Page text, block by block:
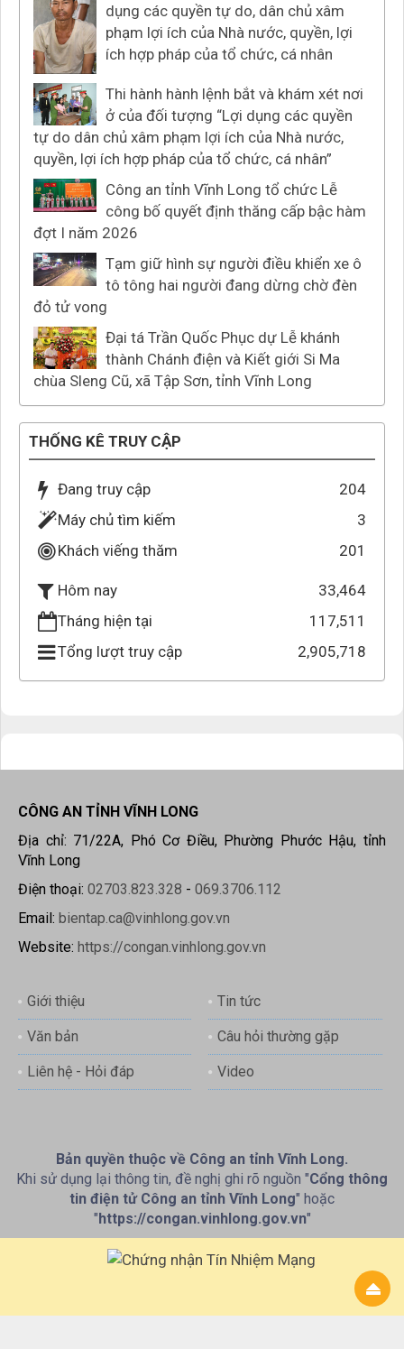
dụng các quyền tự do, dân chủ xâm
phạm lợi ích của Nhà nước, quyền, lợi
ích hợp pháp của tổ chức, cá nhân
Thi hành hành lệnh bắt và khám xét nơi
ở của đối tượng “Lợi dụng các quyền
tự do dân chủ xâm phạm lợi ích của Nhà nước,
quyền, lợi ích hợp pháp của tổ chức, cá nhân”
Công an tỉnh Vĩnh Long tổ chức Lễ
công bố quyết định thăng cấp bậc hàm
đợt I năm 2026
Tạm giữ hình sự người điều khiển xe ô
tô tông hai người đang dừng chờ đèn
đỏ tử vong
Đại tá Trần Quốc Phục dự Lễ khánh
thành Chánh điện và Kiết giới Si Ma
chùa Sleng Cũ, xã Tập Sơn, tỉnh Vĩnh Long
THỐNG KÊ TRUY CẬP
Đang truy cập
204
Máy chủ tìm kiếm
3
Khách viếng thăm
201
Hôm nay
33,464
Tháng hiện tại
117,511
Tổng lượt truy cập
2,905,718
CÔNG AN TỈNH VĨNH LONG
Địa chỉ: 71/22A, Phó Cơ Điều, Phường Phước Hậu, tỉnh
Vĩnh Long
Điện thoại: 02703.823.328 - 069.3706.112
Email: bientap.ca@vinhlong.gov.vn
Website: https://congan.vinhlong.gov.vn
Giới thiệu Tin tức
Văn bản Câu hỏi thường gặp
Liên hệ - Hỏi đáp Video
Bản quyền thuộc về Công an tỉnh Vĩnh Long.
Khi sử dụng lại thông tin, đề nghị ghi rõ nguồn "Cổng thông
tin điện tử Công an tỉnh Vĩnh Long" hoặc
"https://congan.vinhlong.gov.vn"